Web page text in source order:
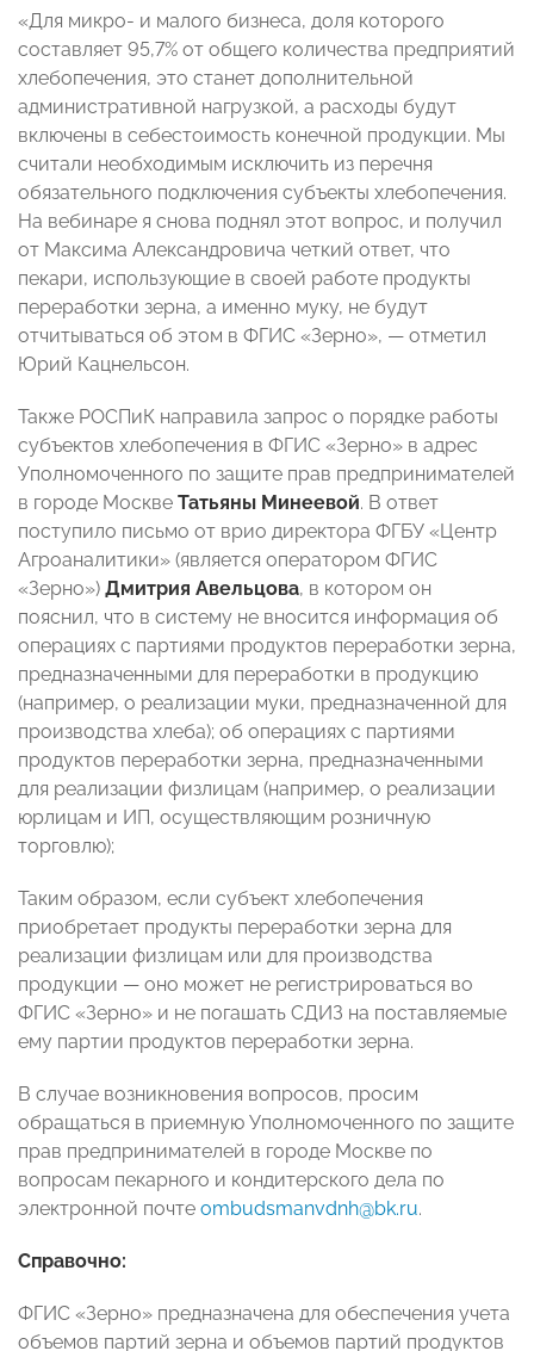
«Для микро- и малого бизнеса, доля которого
составляет 95,7% от общего количества предприятий
хлебопечения, это станет дополнительной
административной нагрузкой, а расходы будут
включены в себестоимость конечной продукции. Мы
считали необходимым исключить из перечня
обязательного подключения субъекты хлебопечения.
На вебинаре я снова поднял этот вопрос, и получил
от Максима Александровича четкий ответ, что
пекари, использующие в своей работе продукты
переработки зерна, а именно муку, не будут
отчитываться об этом в ФГИС «Зерно», — отметил
Юрий Кацнельсон.
Также РОСПиК направила запрос о порядке работы
субъектов хлебопечения в ФГИС «Зерно» в адрес
Уполномоченного по защите прав предпринимателей
в городе Москве Татьяны Минеевой. В ответ
поступило письмо от врио директора ФГБУ «Центр
Агроаналитики» (является оператором ФГИС
«Зерно») Дмитрия Авельцова, в котором он
пояснил, что в систему не вносится информация об
операциях с партиями продуктов переработки зерна,
предназначенными для переработки в продукцию
(например, о реализации муки, предназначенной для
производства хлеба); об операциях с партиями
продуктов переработки зерна, предназначенными
для реализации физлицам (например, о реализации
юрлицам и ИП, осуществляющим розничную
торговлю);
Таким образом, если субъект хлебопечения
приобретает продукты переработки зерна для
реализации физлицам или для производства
продукции — оно может не регистрироваться во
ФГИС «Зерно» и не погашать СДИЗ на поставляемые
ему партии продуктов переработки зерна.
В случае возникновения вопросов, просим
обращаться в приемную Уполномоченного по защите
прав предпринимателей в городе Москве по
вопросам пекарного и кондитерского дела по
электронной почте ombudsmanvdnh@bk.ru.
Справочно:
ФГИС «Зерно» предназначена для обеспечения учета
объемов партий зерна и объемов партий продуктов